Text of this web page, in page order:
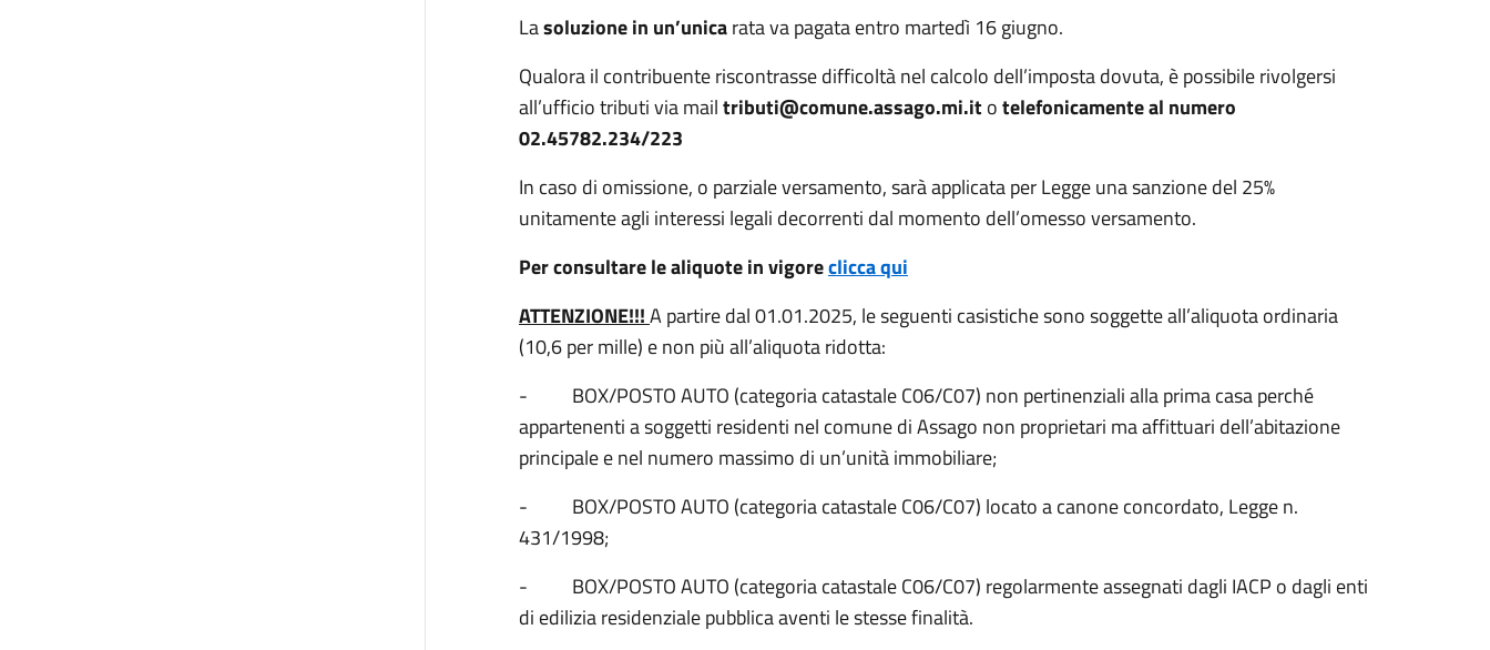
Lasoluzione in un’unicarata va pagata entro martedì 16 giugno.
Qualora il contribuente riscontrasse difficoltà nel calcolo dell’imposta dovuta, è possibile rivolgersi
all’ufficio tributi via mailtributi@comune.assago.mi.itotelefonicamente al numero
02.45782.234/223
In caso di omissione, o parziale versamento, sarà applicata per Legge una sanzione del 25%
unitamente agli interessi legali decorrenti dal momento dell’omesso versamento.
Per consultare le aliquote in vigoreclicca qui
ATTENZIONE!!!A partire dal 01.01.2025, le seguenti casistiche sono soggette all’aliquota ordinaria
(10,6 per mille) e non più all’aliquota ridotta:
- BOX/POSTO AUTO (categoria catastale C06/C07) non pertinenziali alla prima casa perché
appartenenti a soggetti residenti nel comune di Assago non proprietari ma affittuari dell’abitazione
principale e nel numero massimo di un’unità immobiliare;
- BOX/POSTO AUTO (categoria catastale C06/C07) locato a canone concordato, Legge n.
431/1998;
- BOX/POSTO AUTO (categoria catastale C06/C07) regolarmente assegnati dagli IACP o dagli enti
di edilizia residenziale pubblica aventi le stesse finalità.